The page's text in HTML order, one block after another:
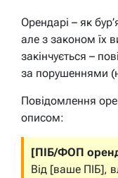
Орендарі – як
але з законом їх
закінчується –
за порушеннями
Повідомлення
описом:
[ПІБ/ФОП
Від [ваше ПІБ],